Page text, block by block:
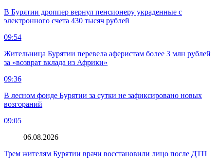
В Бурятии дроппер вернул пенсионеру украденные с
электронного счета 430 тысяч рублей
09:54
Жительница Бурятии перевела аферистам более 3 млн рублей
за «возврат вклада из Африки»
09:36
В лесном фонде Бурятии за сутки не зафиксировано новых
возгораний
09:05
06.08.2026
Трем жителям Бурятии врачи восстановили лицо после ДТП